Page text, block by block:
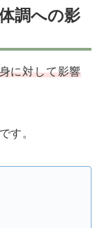
調への影
に対して影響
す。